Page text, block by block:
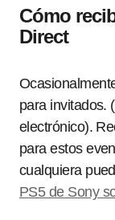
Cómo
Direct
para invitados.
electrónico).
para estos
cualquiera
PS5 de Sony